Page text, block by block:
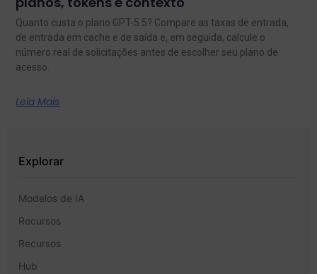
Quanto custa o plano GPT-5.5? Compare as taxas de entrada,
de entrada em cache e de saída e, em seguida, calcule o
número real de solicitações antes de escolher seu plano de
acesso.
Leia Mais
Explorar
Modelos de IA
Recursos
Recursos
Hub